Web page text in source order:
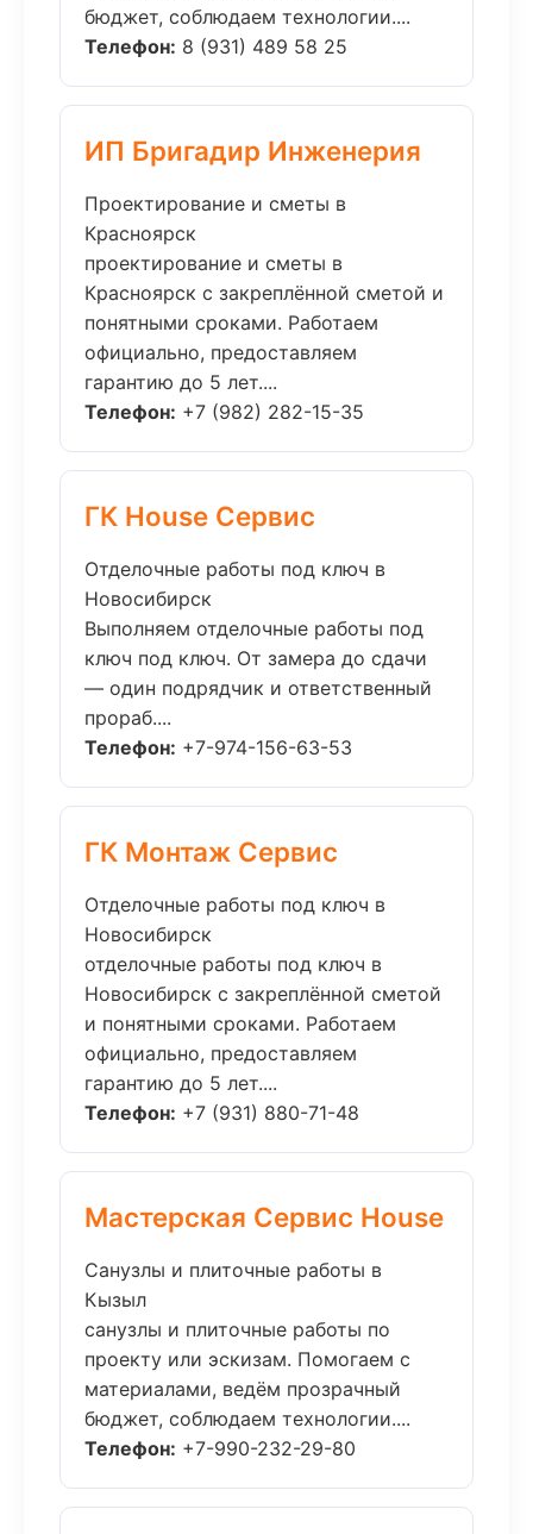
бюджет, соблюдаем технологии....
Телефон: 8 (931) 489 58 25
ИП Бригадир Инженерия
Проектирование и сметы в
Красноярск
проектирование и сметы в
Красноярск с закреплённой сметой и
понятными сроками. Работаем
официально, предоставляем
гарантию до 5 лет....
Телефон: +7 (982) 282-15-35
ГК House Сервис
Отделочные работы под ключ в
Новосибирск
Выполняем отделочные работы под
ключ под ключ. От замера до сдачи
— один подрядчик и ответственный
прораб....
Телефон: +7-974-156-63-53
ГК Монтаж Сервис
Отделочные работы под ключ в
Новосибирск
отделочные работы под ключ в
Новосибирск с закреплённой сметой
и понятными сроками. Работаем
официально, предоставляем
гарантию до 5 лет....
Телефон: +7 (931) 880-71-48
Мастерская Сервис House
Санузлы и плиточные работы в
Кызыл
санузлы и плиточные работы по
проекту или эскизам. Помогаем с
материалами, ведём прозрачный
бюджет, соблюдаем технологии....
Телефон: +7-990-232-29-80